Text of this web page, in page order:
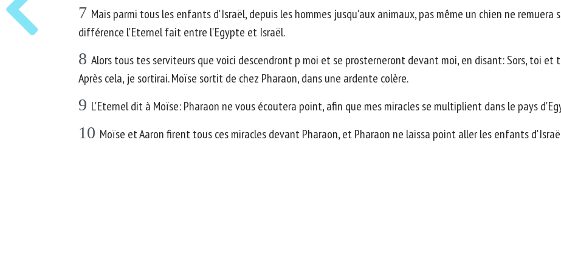
7 Mais parmi tous les enfants d'Israël, depuis les hommes jusqu'aux animaux, pas même un chien ne remuera
différence l'Eternel fait entre l'Egypte et Israël.
8 Alors tous tes serviteurs que voici descendront p moi et se prosterneront devant moi, en disant: Sors, toi
Après cela, je sortirai. Moïse sortit de chez Pharaon, dans une ardente colère.
9 L'Eternel dit à Moïse: Pharaon ne vous écoutera point, afin que mes miracles se multiplient dans le pays
10 Moïse et Aaron firent tous ces miracles devant Pharaon, et Pharaon ne laissa point aller les enfants